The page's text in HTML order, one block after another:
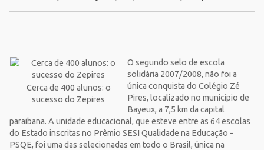
Cerca de 400 alunos: o
sucesso do Zepires
O segundo selo de escola
solidária 2007/2008, não foi a
única conquista do Colégio Zé
Pires, localizado no município de
Bayeux, a 7,5 km da capital
paraibana. A unidade educacional, que esteve entre as 64 escolas
do Estado inscritas no Prêmio SESI Qualidade na Educação -
PSQE, foi uma das selecionadas em todo o Brasil, única na